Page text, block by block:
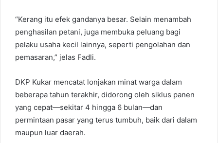
“Kerang itu efek gandanya besar. Selain menambah
penghasilan petani, juga membuka peluang bagi
pelaku usaha kecil lainnya, seperti pengolahan dan
pemasaran,” jelas Fadli.
DKP Kukar mencatat lonjakan minat warga dalam
beberapa tahun terakhir, didorong oleh siklus panen
yang cepat—sekitar 4 hingga 6 bulan—dan
permintaan pasar yang terus tumbuh, baik dari dalam
maupun luar daerah.